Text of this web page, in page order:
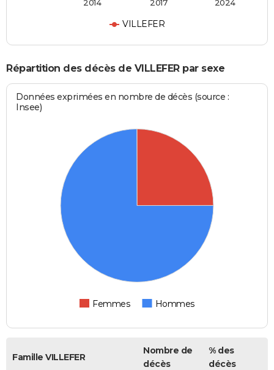
VILLEFER
2014 2017 2024
Répartition des décès de VILLEFER par sexe
Données exprimées en nombre de décès (source :
Insee)
Femmes Hommes
Famille VILLEFER
Nombre de
décès
% des
décès